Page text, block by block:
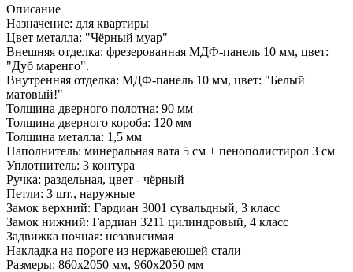
Описание
Назначение: для квартиры
Цвет металла: "Чёрный муар"
Внешняя отделка: фрезерованная МДФ-панель 10 мм, цвет:
"Дуб маренго".
Внутренняя отделка: МДФ-панель 10 мм, цвет: "Белый
матовый!"
Толщина дверного полотна: 90 мм
Толщина дверного короба: 120 мм
Толщина металла: 1,5 мм
Наполнитель: минеральная вата 5 см + пенополистирол 3 см
Уплотнитель: 3 контура
Ручка: раздельная, цвет - чёрный
Петли: 3 шт., наружные
Замок верхний: Гардиан 3001 сувальдный, 3 класс
Замок нижний: Гардиан 3211 цилиндровый, 4 класс
Задвижка ночная: независимая
Накладка на пороге из нержавеющей стали
Размеры: 860х2050 мм, 960х2050 мм